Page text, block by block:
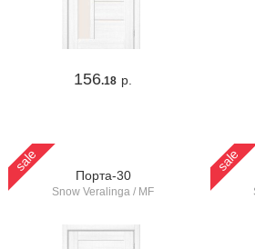
156.18 р.
sale
Порта-30
Snow Veralinga / MF
sale